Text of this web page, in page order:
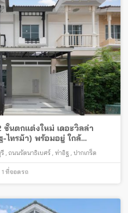
นตกแต่งใหม่ เดอะวิลล่า
ไทรม้า) พร้อมอยู่ ใกล้
องโครงการ
, ถนนรัตนาธิเบศร์ , ท่าอิฐ , ปากเกร็ด
1 ที่จอดรถ